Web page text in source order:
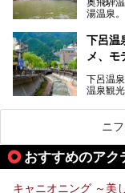
そんな
湯温泉。
らの利
今回は
介しま
下呂温
メ、モ
下呂温
温泉観
のグル
したい
本記事
をご紹
下呂温
ニ
おすすめのアク
キャニオニング ～美